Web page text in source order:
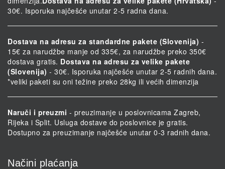
30€. Isporuka najčešće unutar 2-5 radna dana.
Dostava na adresu za standardne pakete (Slovenija) -
15€ za narudžbe manje od 335€, za narudžbe preko 350€
dostava gratis. Dostava na adresu za velike pakete
(Slovenija) - 30€. Isporuka najčešće unutar 2-5 radnih dana.
*veliki paketi su oni težine preko 28kg ili većih dimenzija
Naruči i preuzmi - preuzimanje u poslovnicama Zagreb,
Rijeka i Split. Usluga dostave do poslovnice je gratis.
Dostupno za preuzimanje najčešće unutar 0-3 radnih dana.
Načini plaćanja